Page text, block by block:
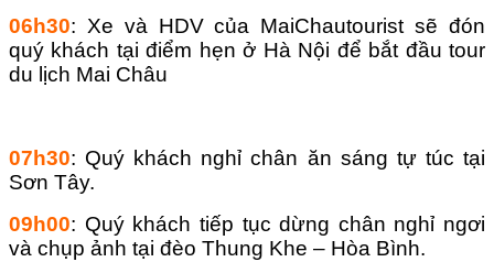
06h30: Xe và HDV của MaiChautourist sẽ đón
quý khách tại điểm hẹn ở Hà Nội để bắt đầu tour
du lịch Mai Châu
07h30: Quý khách nghỉ chân ăn sáng tự túc tại
Sơn Tây.
09h00: Quý khách tiếp tục dừng chân nghỉ ngơi
và chụp ảnh tại đèo Thung Khe – Hòa Bình.